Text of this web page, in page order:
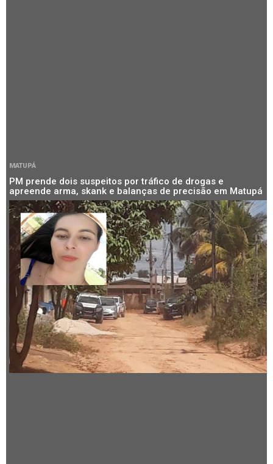
MATUPÁ
PM prende dois suspeitos por tráfico de drogas e
apreende arma, skank e balanças de precisão em Matupá